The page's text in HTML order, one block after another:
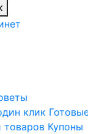
клик
товаров Купоны